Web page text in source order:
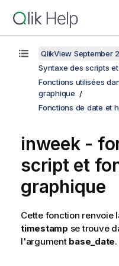
QlikView September
Syntaxe des scripts
Fonctions utilisées
graphique
Fonctions de date et
inweek -
script et
graphique
Cette fonction renvoie
timestamp se trouve
l'argument base_date.